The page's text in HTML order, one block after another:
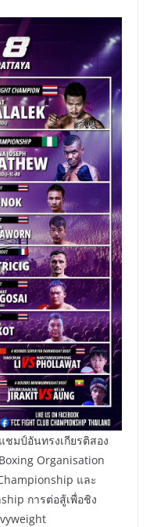
มป์อันทรงเกียรติสอง
Organisation
และ
การต่อสู้เพื่อชิง